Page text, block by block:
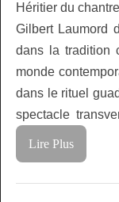
Héritier du
Gilbert Laumord
dans la tradition
monde
dans le rituel
spectacle
Lire Plus